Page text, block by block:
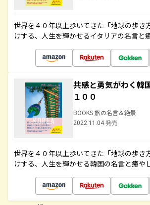
世界を４０年以上歩いてきた「地球の歩き
けする、人生を輝かせるイタリアの名言と
共感と勇気がわく韓
１００
BOOKS 旅の名言＆絶景
2022.11.04 発売
世界を４０年以上歩いてきた「地球の歩き
けする、人生を輝かせる韓国の名言と癒や